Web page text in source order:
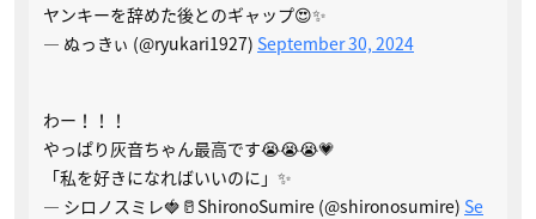
ヤンキーを辞めた後とのギャップ😍✨
— ぬっきぃ (@ryukari1927) September 30, 2024
わー！！！
やっぱり灰音ちゃん最高です😭😭😭💗
「私を好きになればいいのに」✨
— シロノスミレ🍓🥛ShironoSumire (@shironosumire) Se